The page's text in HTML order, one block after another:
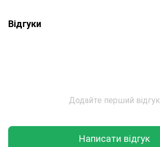
Відгуки
Додайте перший відгук
Написати відгук